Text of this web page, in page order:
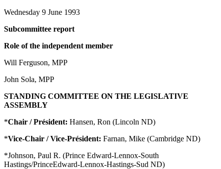
Wednesday 9 June 1993
Subcommittee report
Role of the independent member
Will Ferguson, MPP
John Sola, MPP
STANDING COMMITTEE ON THE LEGISLATIVE
ASSEMBLY
*Chair / Président: Hansen, Ron (Lincoln ND)
*Vice-Chair / Vice-Président: Farnan, Mike (Cambridge ND)
*Johnson, Paul R. (Prince Edward-Lennox-South
Hastings/PrinceEdward-Lennox-Hastings-Sud ND)